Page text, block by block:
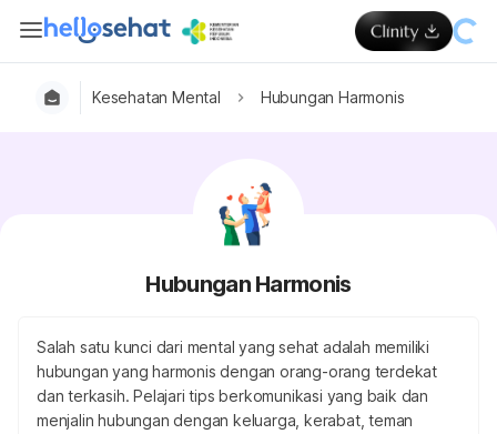
Kesehatan Mental Hubungan Harmonis
Hubungan Harmonis
Salah satu kunci dari mental yang sehat adalah memiliki
hubungan yang harmonis dengan orang-orang terdekat
dan terkasih. Pelajari tips berkomunikasi yang baik dan
menjalin hubungan dengan keluarga, kerabat, teman